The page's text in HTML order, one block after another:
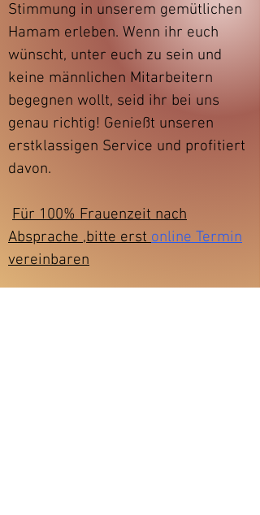
Stimmung in unserem gemütlichen
Hamam erleben. Wenn ihr euch
wünscht, unter euch zu sein und
keine männlichen Mitarbeitern
begegnen wollt, seid ihr bei uns
genau richtig! Genießt unseren
erstklassigen Service und profitiert
davon.
Für 100% Frauenzeit nach
Absprache ,bitte erstonline Termin
vereinbaren